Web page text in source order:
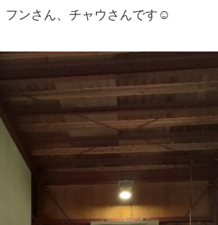
フンさん、チャウさんです☺️